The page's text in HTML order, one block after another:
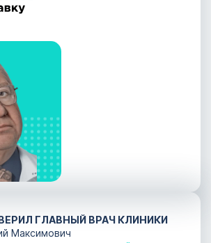
ГЛАВНЫЙ ВРАЧ КЛИНИКИ
Максимович